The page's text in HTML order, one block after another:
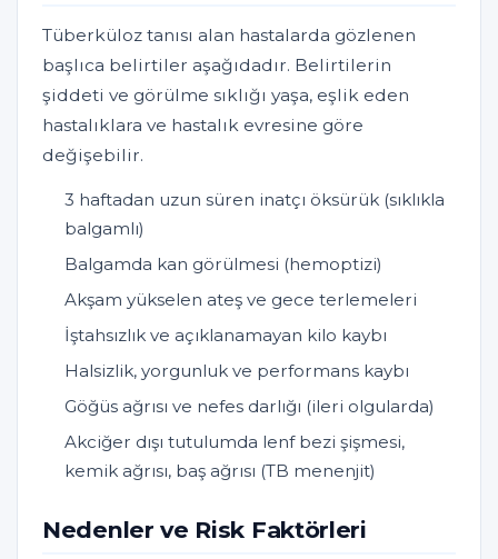
Tüberküloz tanısı alan hastalarda gözlenen
başlıca belirtiler aşağıdadır. Belirtilerin
şiddeti ve görülme sıklığı yaşa, eşlik eden
hastalıklara ve hastalık evresine göre
değişebilir.
3 haftadan uzun süren inatçı öksürük (sıklıkla
balgamlı)
Balgamda kan görülmesi (hemoptizi)
Akşam yükselen ateş ve gece terlemeleri
İştahsızlık ve açıklanamayan kilo kaybı
Halsizlik, yorgunluk ve performans kaybı
Göğüs ağrısı ve nefes darlığı (ileri olgularda)
Akciğer dışı tutulumda lenf bezi şişmesi,
kemik ağrısı, baş ağrısı (TB menenjit)
Nedenler ve Risk Faktörleri